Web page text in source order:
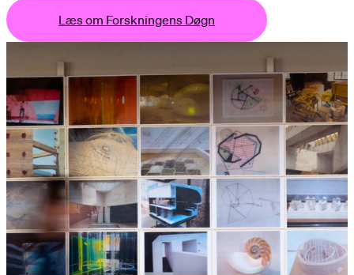
Læs om Forskningens Døgn
Læs om Forskningens Døgn Læs om Forskningens